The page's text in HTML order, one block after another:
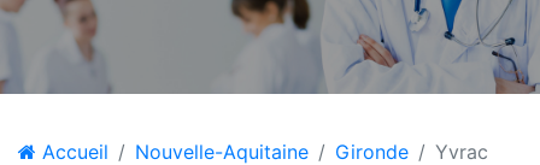
Accueil Nouvelle-Aquitaine Gironde Yvrac